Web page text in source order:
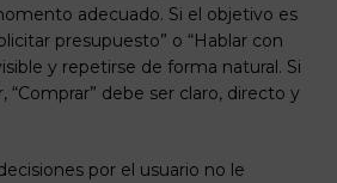
adecuado. Si el objetivo es
presupuesto” o “Hablar con
y repetirse de forma natural. Si
“Comprar” debe ser claro, directo y
por el usuario no le